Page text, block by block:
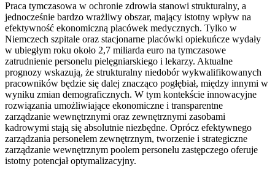
Praca tymczasowa w ochronie zdrowia stanowi strukturalny, a
jednocześnie bardzo wrażliwy obszar, mający istotny wpływ na
efektywność ekonomiczną placówek medycznych. Tylko w
Niemczech szpitale oraz stacjonarne placówki opiekuńcze wydały
w ubiegłym roku około 2,7 miliarda euro na tymczasowe
zatrudnienie personelu pielęgniarskiego i lekarzy. Aktualne
prognozy wskazują, że strukturalny niedobór wykwalifikowanych
pracowników będzie się dalej znacząco pogłębiał, między innymi w
wyniku zmian demograficznych. W tym kontekście innowacyjne
rozwiązania umożliwiające ekonomiczne i transparentne
zarządzanie wewnętrznymi oraz zewnętrznymi zasobami
kadrowymi stają się absolutnie niezbędne. Oprócz efektywnego
zarządzania personelem zewnętrznym, tworzenie i strategiczne
zarządzanie wewnętrznym poolem personelu zastępczego oferuje
istotny potencjał optymalizacyjny.